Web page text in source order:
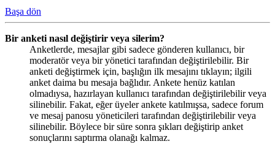
Başa dön
Bir anketi nasıl değiştirir veya silerim?
Anketlerde, mesajlar gibi sadece gönderen kullanıcı, bir
moderatör veya bir yönetici tarafından değiştirilebilir. Bir
anketi değiştirmek için, başlığın ilk mesajını tıklayın; ilgili
anket daima bu mesaja bağlıdır. Ankete henüz katılan
olmadıysa, hazırlayan kullanıcı tarafından değiştirilebilir veya
silinebilir. Fakat, eğer üyeler ankete katılmışsa, sadece forum
ve mesaj panosu yöneticileri tarafından değiştirilebilir veya
silinebilir. Böylece bir süre sonra şıkları değiştirip anket
sonuçlarını saptırma olanağı kalmaz.